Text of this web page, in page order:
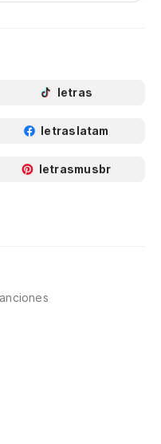
letras
letraslatam
letrasmusbr